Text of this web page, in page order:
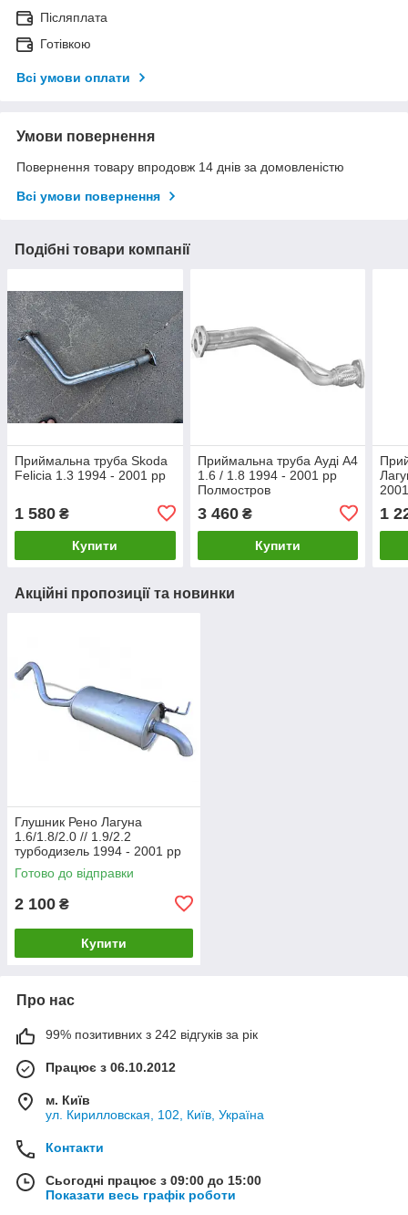
Післяплата
Готівкою
Всі умови оплати
Умови повернення
Повернення товару впродовж 14 днів за домовленістю
Всі умови повернення
Подібні товари компанії
Приймальна труба Skoda
Felicia 1.3 1994 - 2001 рр
1 580 ₴
Купити
Приймальна труба Ауді А4
1.6 / 1.8 1994 - 2001 рр
Полмостров
3 460₴
Купити
1
Акційні пропозиції та новинки
Глушник Рено Лагуна
1.6/1.8/2.0 // 1.9/2.2
турбодизель 1994 - 2001 рр
Босал
Готово до відправки
2 100 ₴
Купити
Про нас
99% позитивних з 242 відгуків за рік
Працює з 06.10.2012
м. Київ
ул. Кирилловская, 102, Київ, Україна
Контакти
Сьогодні працює з 09:00 до 15:00
Показати весь графік роботи